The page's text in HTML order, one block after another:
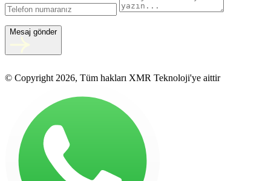
Mesaj gönder
© Copyright 2026, Tüm hakları XMR Teknoloji'ye aittir